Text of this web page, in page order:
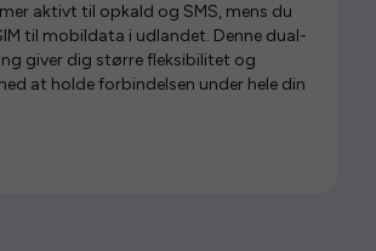
aktivt til opkald og SMS, mens du
til mobildata i udlandet. Denne dual-
giver dig større fleksibilitet og
at holde forbindelsen under hele din